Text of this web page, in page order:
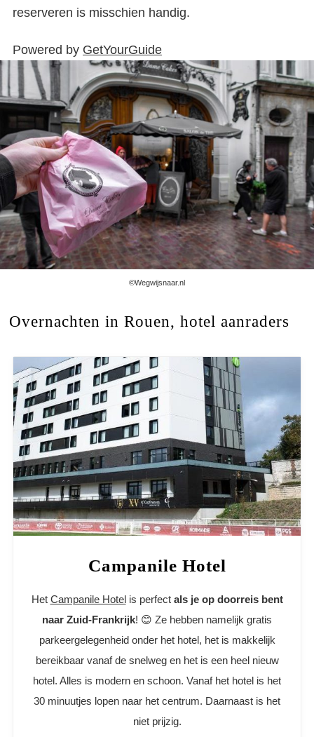
reserveren is misschien handig.
Powered by GetYourGuide
©Wegwijsnaar.nl
Overnachten in Rouen, hotel aanraders
Campanile Hotel
Het Campanile Hotelis perfect als je op doorreis bent
naar Zuid-Frankrijk! 😊 Ze hebben namelijk gratis
parkeergelegenheid onder het hotel, het is makkelijk
bereikbaar vanaf de snelweg en het is een heel nieuw
hotel. Alles is modern en schoon. Vanaf het hotel is het
30 minuutjes lopen naar het centrum. Daarnaast is het
niet prijzig.